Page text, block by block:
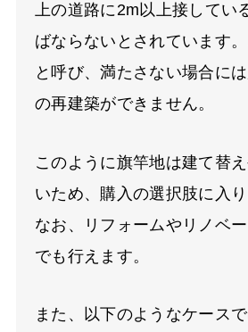
上の道路に2m以上接してい
ばならないとされています
と呼び、満たさない場合に
の再建築ができません。
このように旗竿地は建て替
いため、購入の選択肢に入り
なお、リフォームやリノベ
でも行えます。
また、以下のようなケース